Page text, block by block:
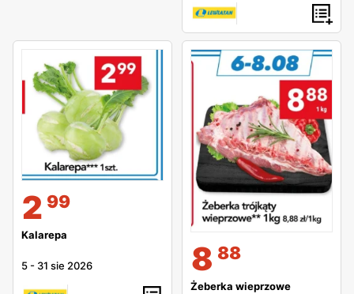
2 99
Kalarepa
5 - 31 sie 2026 8 88
Żeberka wieprzowe